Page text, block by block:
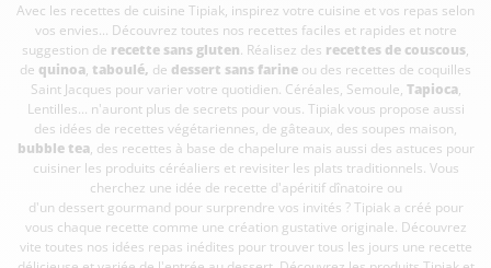
Avec les recettes de cuisine Tipiak, inspirez votre cuisine et vos repas selon
vos envies... Découvrez toutes nos recettes faciles et rapides et notre
suggestion de recette sans gluten. Réalisez des recettes de couscous,
de quinoa, taboulé, de dessert sans farine ou des recettes de coquilles
Saint Jacques pour varier votre quotidien. Céréales, Semoule, Tapioca,
Lentilles... n'auront plus de secrets pour vous. Tipiak vous propose aussi
des idées de recettes végétariennes, de gâteaux, des soupes maison,
bubble tea, des recettes à base de chapelure mais aussi des astuces pour
cuisiner les produits céréaliers et revisiter les plats traditionnels. Vous
cherchez une idée de recette d'apéritif dînatoire ou
d'un dessert gourmand pour surprendre vos invités ? Tipiak a créé pour
vous chaque recette comme une création gustative originale. Découvrez
vite toutes nos idées repas inédites pour trouver tous les jours une recette